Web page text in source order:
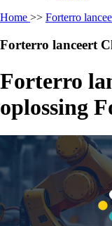
Home >> Forterro
Forterro lanceert
Forterro
oplossing